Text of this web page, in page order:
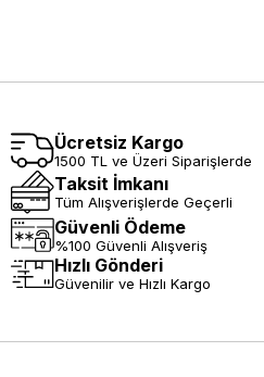
Ücretsiz Kargo
1500 TL ve Üzeri Siparişlerde
Taksit İmkanı
Tüm Alışverişlerde Geçerli
Güvenli Ödeme
%100 Güvenli Alışveriş
Hızlı Gönderi
Güvenilir ve Hızlı Kargo